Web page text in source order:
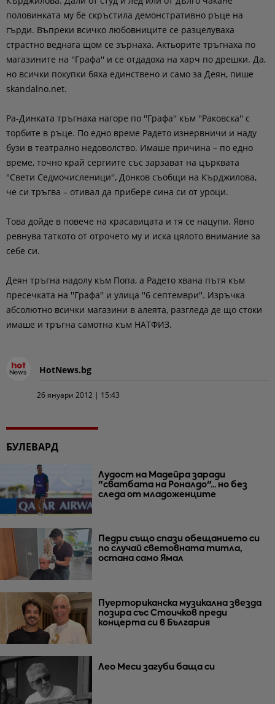
половинката му бе скръстила демонстративно ръце на
гърди. Въпреки всичко любовниците се разцелуваха
страстно веднага щом се зърнаха. Актьорите тръгнаха по
магазините на ''Графа'' и се отдадоха на харч по дрешки. Да,
но всички покупки бяха единствено и само за Деян, пише
skandalno.net.
Ра-Динката тръгнаха нагоре по ''Графа'' към ''Раковска'' с
торбите в ръце. По едно време Радето изнервничи и наду
бузи в театрално недоволство. Имаше причина – по едно
време, точно край сергиите със зарзават на църквата
''Свети Седмочисленици'', Донков съобщи на Кърджилова,
че си тръгва – отивал да прибере сина си от уроци.
Това дойде в повече на красавицата и тя се нацупи. Явно
ревнува таткото от отрочето му и иска цялото внимание за
себе си.
Деян тръгна надолу към Попа, а Радето хвана пътя към
пресечката на ''Графа'' и улица ''6 септември''. Изръчка
абсолютно всички магазини в алеята, разгледа де що стоки
имаше и тръгна самотна към НАТФИЗ.
HotNews.bg
26 януари 2012 | 15:43
БУЛЕВАРД
Лудост на Мадейра заради
"сватбата на Роналдо"... но без
следа от младоженците
Педри също спази обещанието си
по случай световната титла,
остана само Ямал
Пуерториканска музикална звезда
позира със Стоичков преди
концерта си в България
Лео Меси загуби баща си